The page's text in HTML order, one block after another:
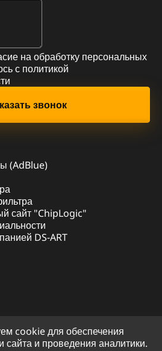
на обработку персональных
с политикой
(AdBlue)
сайт "ChipLogic"
DS-ART
cookie для обеспечения
сайта и проведения аналитики.